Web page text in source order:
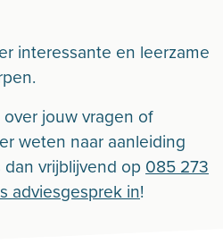
interessante en leerzame
jouw vragen of
weten naar aanleiding
vrijblijvend op 085 273
adviesgesprek in!